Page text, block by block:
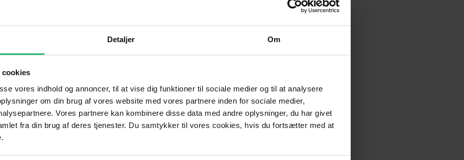
Detaljer Om
cookies
vores indhold og annoncer, til at vise dig funktioner til sociale medier og til at analysere
om din brug af vores website med vores partnere inden for sociale medier,
Vores partnere kan kombinere disse data med andre oplysninger, du har givet
fra din brug af deres tjenester. Du samtykker til vores cookies, hvis du fortsætter med at
Læs mere 3 timer